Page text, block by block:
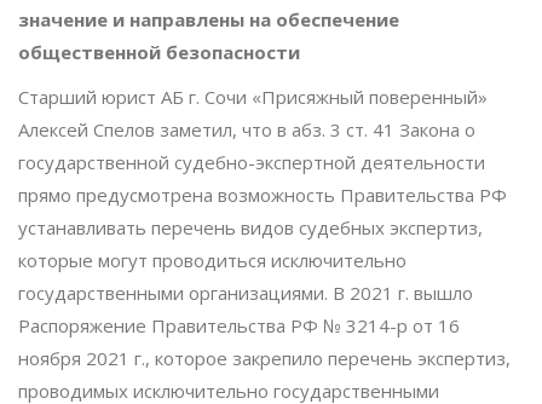
значение и направлены на обеспечение
общественной безопасности
Старший юрист АБ г. Сочи «Присяжный поверенный»
Алексей Спелов заметил, что в абз. 3 ст. 41 Закона о
государственной судебно-экспертной деятельности
прямо предусмотрена возможность Правительства РФ
устанавливать перечень видов судебных экспертиз,
которые могут проводиться исключительно
государственными организациями. В 2021 г. вышло
Распоряжение Правительства РФ № 3214-р от 16
ноября 2021 г., которое закрепило перечень экспертиз,
проводимых исключительно государственными